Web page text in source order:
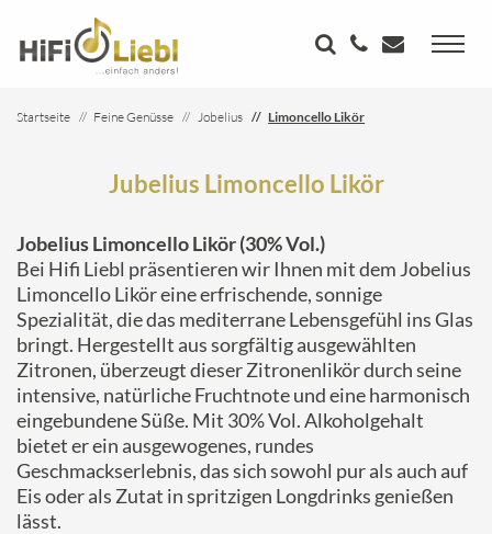
Startseite Feine Genüsse Jobelius Limoncello Likör
Jubelius Limoncello Likör
Jobelius Limoncello Likör (30% Vol.)
Bei Hifi Liebl präsentieren wir Ihnen mit dem Jobelius
Limoncello Likör eine erfrischende, sonnige
Spezialität, die das mediterrane Lebensgefühl ins Glas
bringt. Hergestellt aus sorgfältig ausgewählten
Zitronen, überzeugt dieser Zitronenlikör durch seine
intensive, natürliche Fruchtnote und eine harmonisch
eingebundene Süße. Mit 30% Vol. Alkoholgehalt
bietet er ein ausgewogenes, rundes
Geschmackserlebnis, das sich sowohl pur als auch auf
Eis oder als Zutat in spritzigen Longdrinks genießen
lässt.